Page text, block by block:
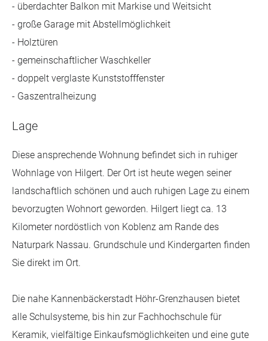
- überdachter Balkon mit Markise und Weitsicht
- große Garage mit Abstellmöglichkeit
- Holztüren
- gemeinschaftlicher Waschkeller
- doppelt verglaste Kunststofffenster
- Gaszentralheizung
Lage
Diese ansprechende Wohnung befindet sich in ruhiger
Wohnlage von Hilgert. Der Ort ist heute wegen seiner
landschaftlich schönen und auch ruhigen Lage zu einem
bevorzugten Wohnort geworden. Hilgert liegt ca. 13
Kilometer nordöstlich von Koblenz am Rande des
Naturpark Nassau. Grundschule und Kindergarten finden
Sie direkt im Ort.
Die nahe Kannenbäckerstadt Höhr-Grenzhausen bietet
alle Schulsysteme, bis hin zur Fachhochschule für
Keramik, vielfältige Einkaufsmöglichkeiten und eine gute